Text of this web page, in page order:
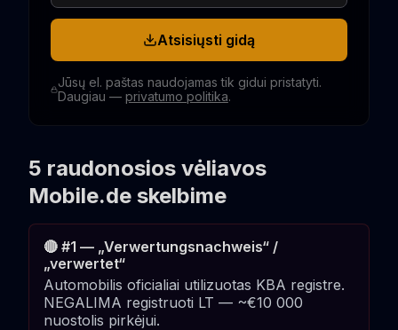
Atsisiųsti gidą
Jūsų el. paštas naudojamas tik gidui pristatyti.
Daugiau — privatumo politika.
5 raudonosios vėliavos
Mobile.de skelbime
🔴 #1 — „Verwertungsnachweis“ /
„verwertet“
Automobilis oficialiai utilizuotas KBA registre.
NEGALIMA registruoti LT — ~€10 000
nuostolis pirkėjui.